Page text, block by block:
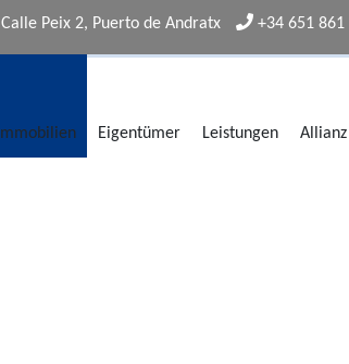
Calle Peix 2, Puerto de Andratx +34 651 861
Immobilien Eigentümer Leistungen